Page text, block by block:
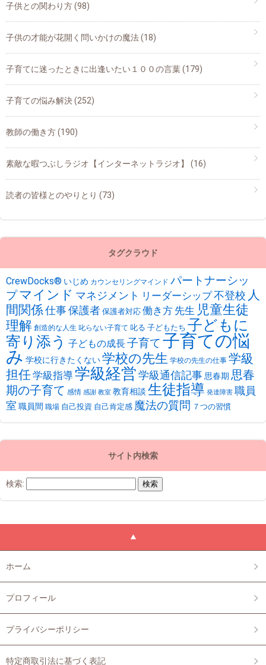
子供との関わり方(98)
子供の才能が花開く問いかけの魔法(18)
子育てに迷ったときに出逢いたい１００の言葉(179)
子育ての悩み解決(252)
教師の働き方(190)
素敵な暇つぶしラジオ【インターネットラジオ】 (16)
読者の皆様とのやりとり (73)
タグクラウド
CrewDocks®︎ いじめ カウンセリングマインド パートナーシッ
プマインド マネジメント リーダーシップ不登校 人
間関係 仕事保護者 保護者対応 働き方 先生 児童生徒
理解 創造的な人生 叱らない子育て 叱る 子どもたち 子どもに
寄り添う 子どもの成長子育て 子育ての悩
み 学校に行きたくない学校の先生 学校の先生の仕事 学級
担任学級指導学級経営学級通信記事思春期 思春
期の子育て 感情 感謝 教室 教育相談 生徒指導 発達障害 職員
室 職員間 職場 自己投資 自己肯定感 魔法の質問 ７つの習慣
サイト内検索
検索:
ホーム
プロフィール
プライバシーポリシー
特定商取引法に基づく表記